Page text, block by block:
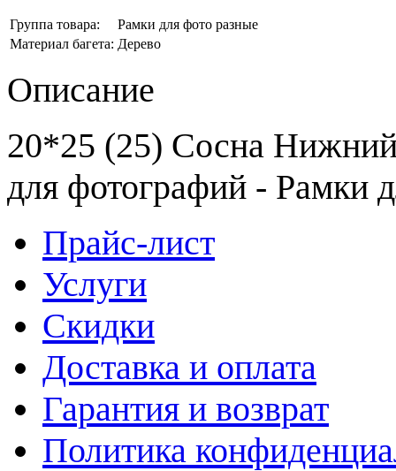
Группа товара:
Рамки для фото разные
Материал багета: Дерево
Описание
20*25 (25) Сосна Нижний
для фотографий - Рамки
Прайс-лист
Услуги
Скидки
Доставка и оплата
Гарантия и возврат
Политика